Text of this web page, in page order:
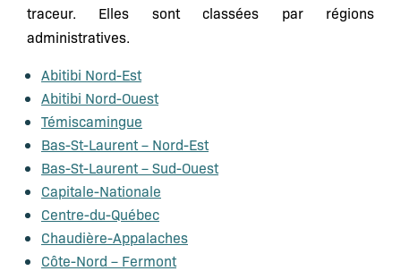
traceur. Elles sont classées par régions
administratives.
Abitibi Nord-Est
Abitibi Nord-Ouest
Témiscamingue
Bas-St-Laurent – Nord-Est
Bas-St-Laurent – Sud-Ouest
Capitale-Nationale
Centre-du-Québec
Chaudière-Appalaches
Côte-Nord – Fermont